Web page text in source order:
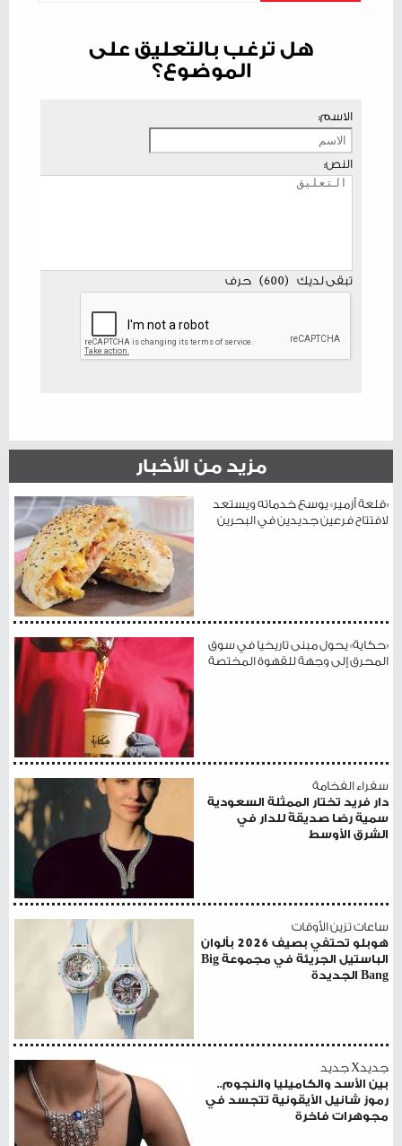
هل ترغب بالتعليق على
الموضوع؟
الاسم:
النص:
تبقى لديك (
600
) حرف
مزيد من الأخبار
«قلعة أزمير» يوسع خدماته ويستعد
لافتتاح فرعين جديدين في البحرين
«حكاية» يحول مبنى تاريخيا في سوق
المحرق إلى وجهة للقهوة المختصة
سفراء الفخامة
دار فريد تختار الممثلة السعودية
سمية رضا صديقةً للدار في
الشرق الأوسط
ساعات تزين الأوقات
هوبلو تحتفي بصيف 2026 بألوان
الباستيل الجريئة في مجموعة Big
Bang الجديدة
جديدX جديد
بين الأسد والكاميليا والنجوم..
رموز شانيل الأيقونية تتجسد في
مجوهرات فاخرة